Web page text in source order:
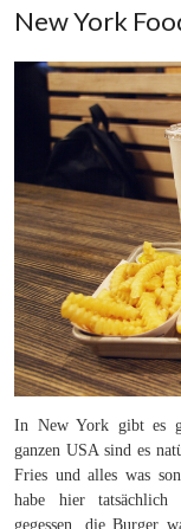
New York
In New York gibt es
ganzen USA sind es
Fries und alles was
habe hier tatsächlich
gegessen, die Burger